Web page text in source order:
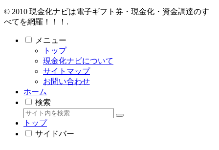
© 2010 現金化ナビは電子ギフト券・現金化・資金調達のす
べてを網羅！！！.
メニュー
トップ
現金化ナビについて
サイトマップ
お問い合わせ
ホーム
検索
トップ
サイドバー